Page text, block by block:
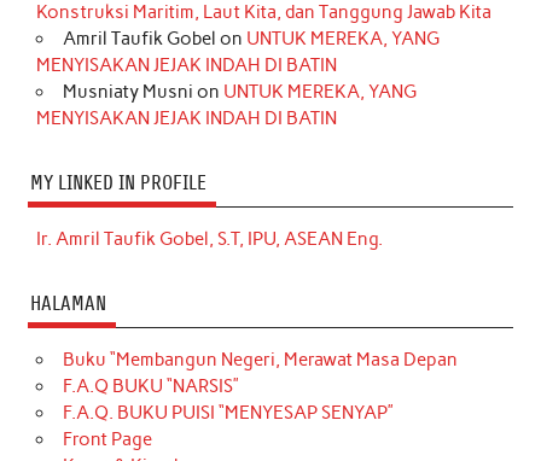
Konstruksi Maritim, Laut Kita, dan Tanggung Jawab Kita
Amril Taufik Gobel on UNTUK MEREKA, YANG
MENYISAKAN JEJAK INDAH DI BATIN
Musniaty Musni on UNTUK MEREKA, YANG
MENYISAKAN JEJAK INDAH DI BATIN
MY LINKED IN PROFILE
Ir. Amril Taufik Gobel, S.T, IPU, ASEAN Eng.
HALAMAN
Buku “Membangun Negeri, Merawat Masa Depan
F.A.Q BUKU “NARSIS”
F.A.Q. BUKU PUISI “MENYESAP SENYAP”
Front Page